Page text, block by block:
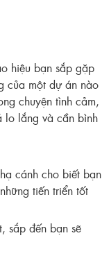
hiệu bạn sắp gặp
của một dự án nào
chuyện tình cảm,
lo lắng và cần bình
cánh cho biết bạn
tiến triển tốt
sắp đến bạn sẽ